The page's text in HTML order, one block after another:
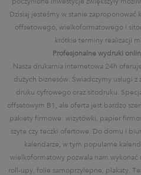
Dzisiaj jesteśmy w stanie zaproponować
offsetowego, wielkoformatowego i
krótkie terminy realizacji
Profesjonalne wydruki
Nasza drukarnia internetowa 24h
dużych biznesów. Świadczymy usługi
druku cyfrowego oraz sitodruku.
offsetowym B1, ale oferta jest bardzo
pakiety firmowe: wizytówki, papier
szyte czy teczki ofertowe. Do domu i
kalendarze, w tym popularne
wielkoformatowy pozwala nam
roll-upy, folie samoprzylepne, plakaty.